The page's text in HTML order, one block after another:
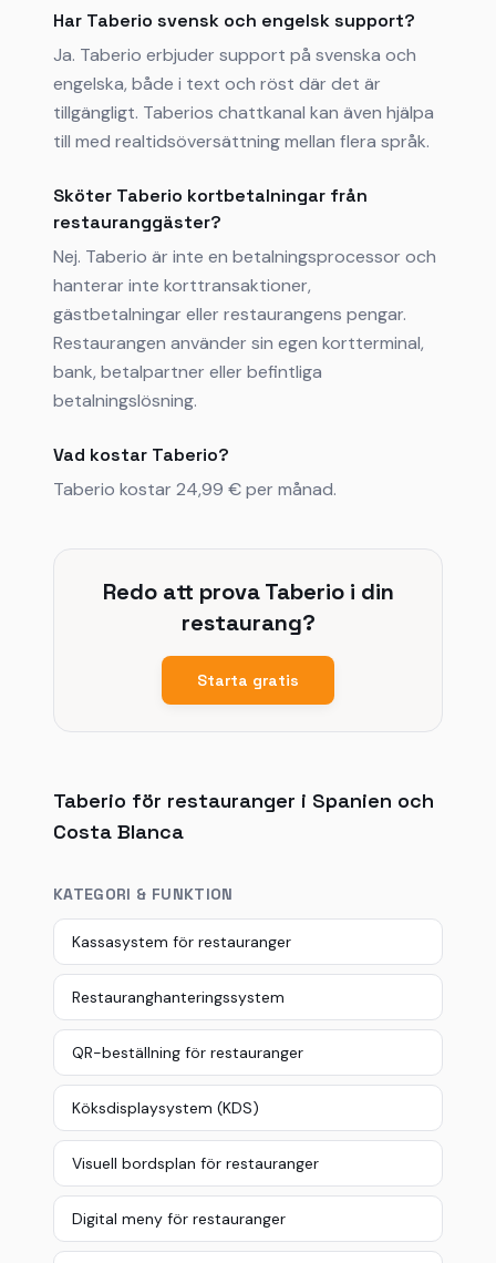
Har Taberio svensk och engelsk support?
Ja. Taberio erbjuder support på svenska och
engelska, både i text och röst där det är
tillgängligt. Taberios chattkanal kan även hjälpa
till med realtidsöversättning mellan flera språk.
Sköter Taberio kortbetalningar från
restauranggäster?
Nej. Taberio är inte en betalningsprocessor och
hanterar inte korttransaktioner,
gästbetalningar eller restaurangens pengar.
Restaurangen använder sin egen kortterminal,
bank, betalpartner eller befintliga
betalningslösning.
Vad kostar Taberio?
Taberio kostar 24,99 € per månad.
Redo att prova Taberio i din
restaurang?
Starta gratis
Taberio för restauranger i Spanien och
Costa Blanca
KATEGORI & FUNKTION
Kassasystem för restauranger
Restauranghanteringssystem
QR-beställning för restauranger
Köksdisplaysystem (KDS)
Visuell bordsplan för restauranger
Digital meny för restauranger